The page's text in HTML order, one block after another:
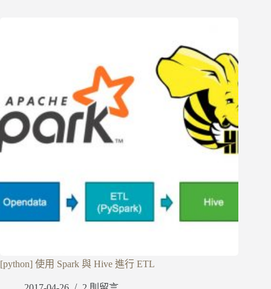
[python] 使用 Spark 與 Hive 進行 ETL